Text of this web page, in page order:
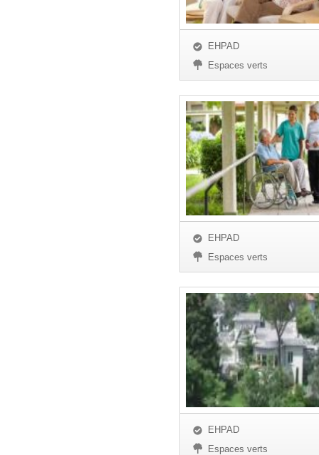
EHPAD
Espaces verts
EHPAD
Espaces verts
EHPAD
Espaces verts